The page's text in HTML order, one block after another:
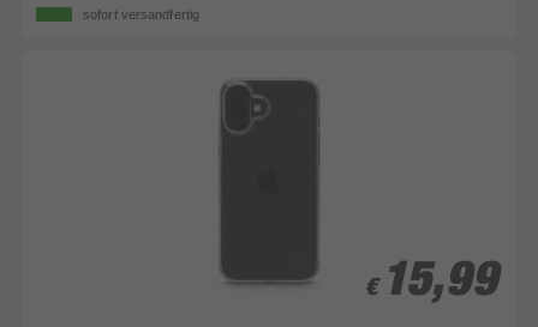
sofort versandfertig
€ 15,99
€ 15,99